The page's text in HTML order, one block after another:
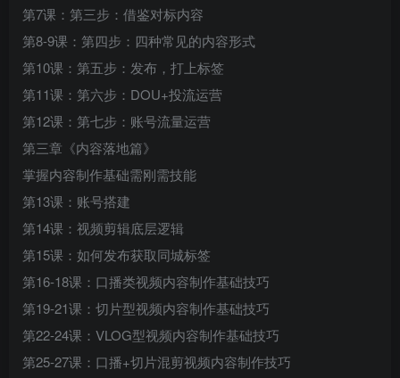
第7课：第三步：借鉴对标内容
第8-9课：第四步：四种常见的内容形式
第10课：第五步：发布，打上标签
第11课：第六步：DOU+投流运营
第12课：第七步：账号流量运营
第三章《内容落地篇》
掌握内容制作基础需刚需技能
第13课：账号搭建
第14课：视频剪辑底层逻辑
第15课：如何发布获取同城标签
第16-18课：口播类视频内容制作基础技巧
第19-21课：切片型视频内容制作基础技巧
第22-24课：VLOG型视频内容制作基础技巧
第25-27课：口播+切片混剪视频内容制作技巧